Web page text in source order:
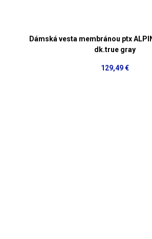
Dámská vesta membránou ptx
dk.true gray
129,49 €